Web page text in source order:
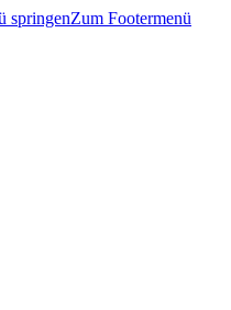
springenZum Footermenü